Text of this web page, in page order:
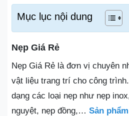
Mục lục nội dung
Nẹp Giá Rẻ
Nẹp Giá Rẻ là đơn vị chuyên
vật liệu trang trí cho công
dạng các loại nẹp như nẹp
nguyệt, nẹp đồng,… Sản